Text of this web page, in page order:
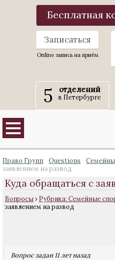
Бесплатная
Записаться
Online запись на приём
5 отделений
в Петербурге
Право Групп Questions
заявлением на развод
Куда обращаться с
Вопросы› Рубрика: Семейные
заявлением на развод
Вопрос задан 11 лет назад